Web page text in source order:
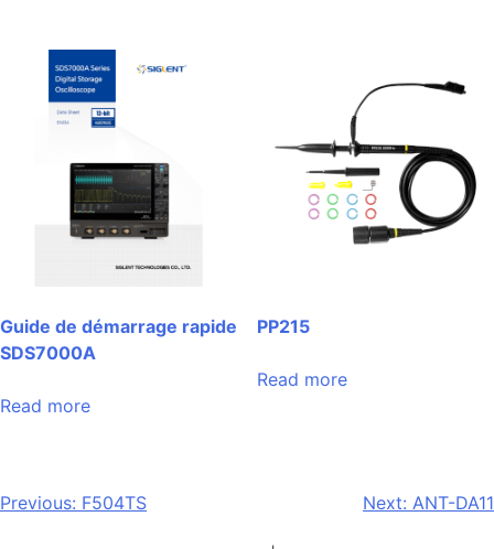
Guide de démarrage rapide
SDS7000A
Read more
PP215
Read more
Post
Previous: F504TS Next: ANT-DA11